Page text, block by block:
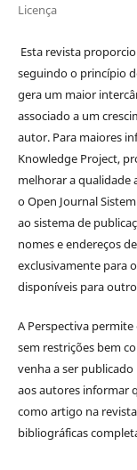
Licença
Esta revista
seguindo o princípio
gera um maior
associado a um
autor. Para maiores
Knowledge Project,
melhorar a qualidade
o Open Journal
ao sistema de
nomes e endereços
exclusivamente para
disponíveis para
A Perspectiva
sem restrições bem
venha a ser
aos autores informar
como artigo na
bibliográficas